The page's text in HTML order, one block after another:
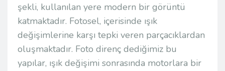
şekli, kullanılan yere modern bir görüntü
katmaktadır. Fotosel, içerisinde ışık
değişimlerine karşı tepki veren parçacıklardan
oluşmaktadır. Foto direnç dediğimiz bu
yapılar, ışık değişimi sonrasında motorlara bir